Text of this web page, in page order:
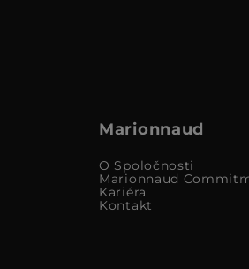
Marionnaud
O Spoločnosti
Marionnaud
Kariéra
Kontakt